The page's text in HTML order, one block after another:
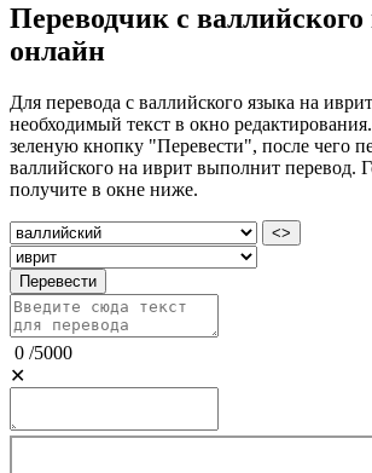
Переводчик с
онлайн
Для перевода с валлийского языка на
необходимый текст в окно
зеленую кнопку "Перевести", после чего
валлийского на иврит выполнит перевод.
получите в окне ниже.
<>
Перевести
0 /5000
✕